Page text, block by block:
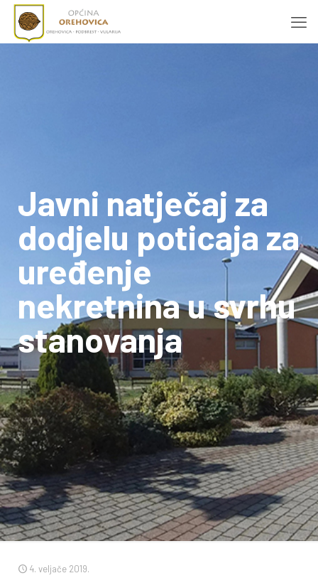
Javni natječaj za
dodjelu poticaja za
uređenje
nekretnina u svrhu
stanovanja
4. veljače 2019.